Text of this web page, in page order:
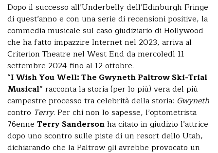
Dopo il successo all’Underbelly dell’Edinburgh Fringe
di quest’anno e con una serie di recensioni positive, la
commedia musicale sul caso giudiziario di Hollywood
che ha fatto impazzire Internet nel 2023, arriva al
Criterion Theatre nel West End da mercoledì 11
settembre 2024 fino al 12 ottobre.
“I Wish You Well: The Gwyneth Paltrow Ski-Trial
Musical” racconta la storia (per lo più) vera del più
campestre processo tra celebrità della storia: Gwyneth
contro Terry. Per chi non lo sapesse, l’optometrista
76enne Terry Sandersonha citato in giudizio l’attrice
dopo uno scontro sulle piste di un resort dello Utah,
dichiarando che la Paltrow gli avrebbe provocato un